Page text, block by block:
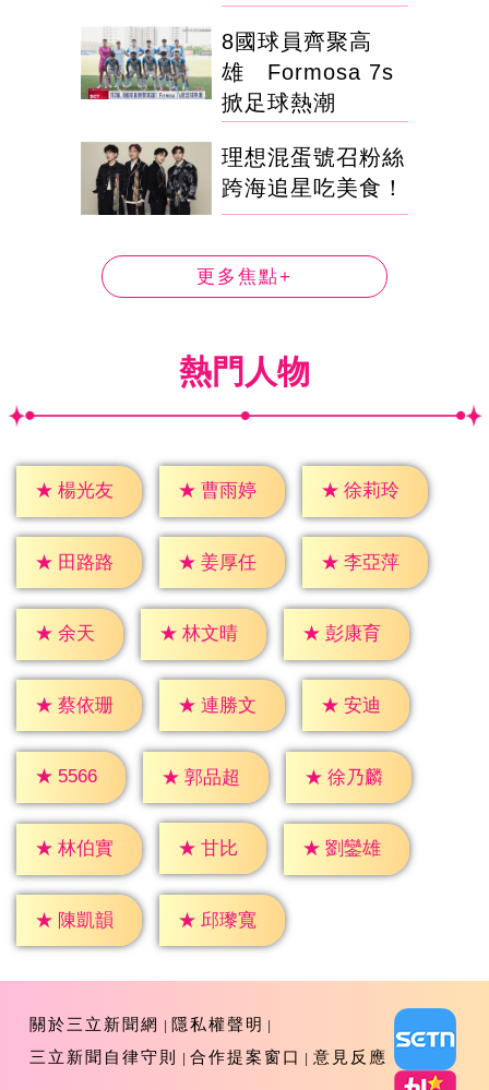
8國球員齊聚高
雄 Formosa 7s
掀足球熱潮
理想混蛋號召粉絲
跨海追星吃美食！
更多焦點+
熱門人物
★ 楊光友 ★ 曹雨婷 ★ 徐莉玲
★ 田路路 ★ 姜厚任 ★ 李亞萍
★ 余天 ★ 林文晴 ★ 彭康育
★ 蔡依珊 ★ 連勝文 ★ 安迪
★ 5566 ★ 郭品超 ★ 徐乃麟
★ 林伯實 ★ 甘比 ★ 劉鑾雄
★ 陳凱韻 ★ 邱瓈寬
關於三立新聞網
隱私權聲明
三立新聞自律守則
合作提案窗口 意見反應